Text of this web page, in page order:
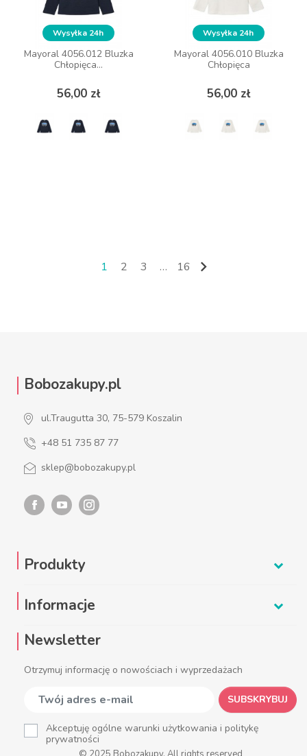
Wysyłka 24h
Mayoral 4056.012 Bluzka
Chłopięca...
56,00 zł
Cena
Wysyłka 24h
Mayoral 4056.012 Bluzka
Chłopięca...
56,00 zł
Cena
Wysyłka 24h
Mayoral 4056.010 Bluzka
Chłopięca
56,00 zł
Cena
Wysyłka 24h
Mayoral 4056.010 Bluzka
Chłopięca
56,00 zł
Cena
1 2 3 … 16 Następny

Bobozakupy.pl
ul.Traugutta 30, 75-579 Koszalin
+48 51 735 87 77
sklep@bobozakupy.pl
Produkty
Informacje
Newsletter
Otrzymuj informację o nowościach i wyprzedażach
SUBSKRYBUJ
Akceptuję ogólne warunki użytkowania i politykę
prywatności